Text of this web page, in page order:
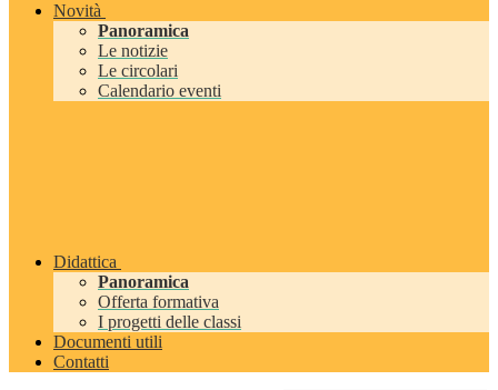
Novità
Panoramica
Le notizie
Le circolari
Calendario eventi
Didattica
Panoramica
Offerta formativa
I progetti delle classi
Documenti utili
Contatti